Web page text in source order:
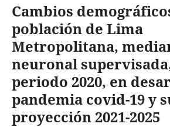
Cambios
población de Lima
Metropolitana,
neuronal
periodo 2020, en
pandemia covid-19 y
proyección 2021-2025